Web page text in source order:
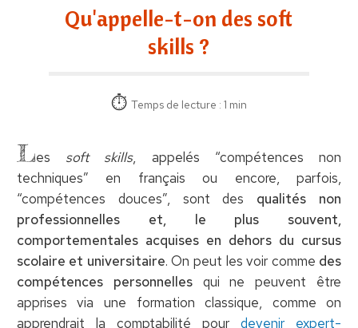
Qu'appelle-t-on des soft
skills ?
Temps de lecture : 1 min
Les soft skills, appelés “compétences non
techniques” en français ou encore, parfois,
“compétences douces”, sont des qualités non
professionnelles et, le plus souvent,
comportementales acquises en dehors du cursus
scolaire et universitaire. On peut les voir comme des
compétences personnellesqui ne peuvent être
apprises via une formation classique, comme on
apprendrait la comptabilité pourdevenir expert-